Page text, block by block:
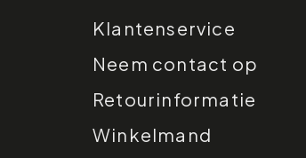
Klantenservice
Neem contact op
Retourinformatie
Winkelmand